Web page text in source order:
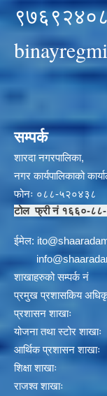
सम्पर्क
शारदा नगरपालिका,
नगर कार्यपालिकाको
फोनः ०८८-५२०४३८
टोल फ्री नं १६६०-
ईमेल: i
शाखाहरुको सम्पर्क नं
प्रमुख प्रशासकिय
प्रशासन शाखाः
योजना तथा स्टोर
आर्थिक प्रशासन
शिक्षा शाखाः
राजश्व शाखाः